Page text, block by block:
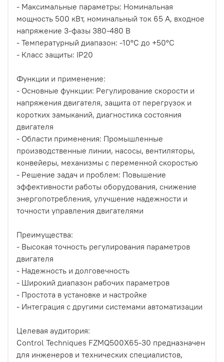
- Максимальные параметры: Номинальная
мощность 500 кВт, номинальный ток 65 А, входное
напряжение 3-фазы 380-480 В
- Температурный диапазон: -10°C до +50°C
- Класс защиты: IP20
Функции и применение:
- Основные функции: Регулирование скорости и
напряжения двигателя, защита от перегрузок и
коротких замыканий, диагностика состояния
двигателя
- Области применения: Промышленные
производственные линии, насосы, вентиляторы,
конвейеры, механизмы с переменной скоростью
- Решение задач и проблем: Повышение
эффективности работы оборудования, снижение
энергопотребления, улучшение надежности и
точности управления двигателями
Преимущества:
- Высокая точность регулирования параметров
двигателя
- Надежность и долговечность
- Широкий диапазон рабочих параметров
- Простота в установке и настройке
- Интеграция с другими системами автоматизации
Целевая аудитория:
Control Techniques FZMQ500X65-30 предназначен
для инженеров и технических специалистов,